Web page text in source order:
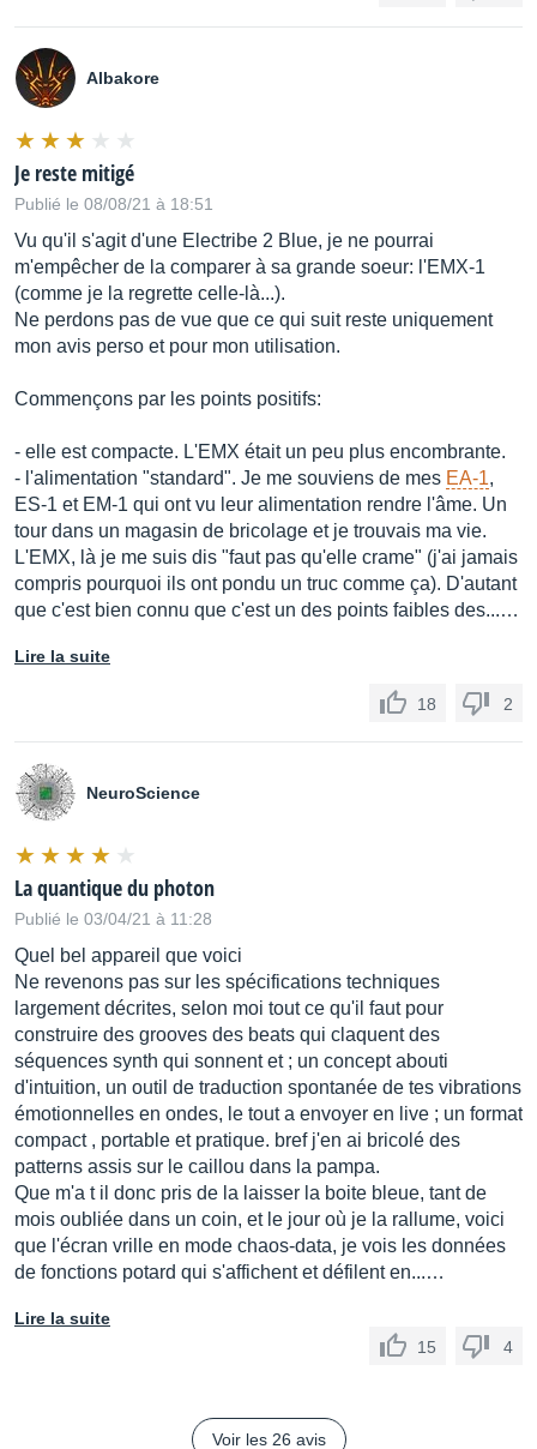
Albakore
Je reste mitigé
Publié le 08/08/21 à 18:51
Vu qu'il s'agit d'une Electribe 2 Blue, je ne pourrai
m'empêcher de la comparer à sa grande soeur: l'EMX-1
(comme je la regrette celle-là...).
Ne perdons pas de vue que ce qui suit reste uniquement
mon avis perso et pour mon utilisation.
Commençons par les points positifs:
- elle est compacte. L'EMX était un peu plus encombrante.
- l'alimentation "standard". Je me souviens de mes EA-1,
ES-1 et EM-1 qui ont vu leur alimentation rendre l'âme. Un
tour dans un magasin de bricolage et je trouvais ma vie.
L'EMX, là je me suis dis "faut pas qu'elle crame" (j'ai jamais
compris pourquoi ils ont pondu un truc comme ça). D'autant
que c'est bien connu que c'est un des points faibles des...…
Lire la suite
18 2
NeuroScience
La quantique du photon
Publié le 03/04/21 à 11:28
Quel bel appareil que voici
Ne revenons pas sur les spécifications techniques
largement décrites, selon moi tout ce qu'il faut pour
construire des grooves des beats qui claquent des
séquences synth qui sonnent et ; un concept abouti
d'intuition, un outil de traduction spontanée de tes vibrations
émotionnelles en ondes, le tout a envoyer en live ; un format
compact , portable et pratique. bref j'en ai bricolé des
patterns assis sur le caillou dans la pampa.
Que m'a t il donc pris de la laisser la boite bleue, tant de
mois oubliée dans un coin, et le jour où je la rallume, voici
que l'écran vrille en mode chaos-data, je vois les données
de fonctions potard qui s'affichent et défilent en...…
Lire la suite
15
4
Voir les 26 avis